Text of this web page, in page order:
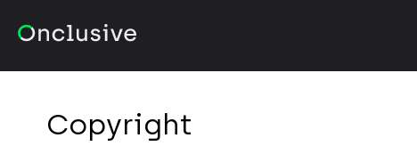
Copyright